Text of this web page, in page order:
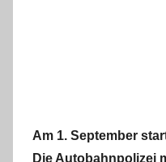
Am 1. September
Die Autobahnpolizei